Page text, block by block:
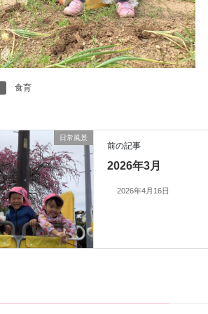
食育
日常風景
前の記事
2026年3月
2026年4月16日